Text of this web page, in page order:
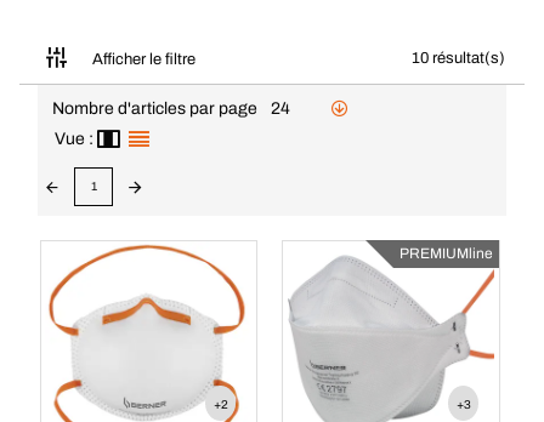
Afficher le filtre 10 résultat(s)
Nombre d'articles par page
24
Vue :
1
+2
PREMIUMline
+3